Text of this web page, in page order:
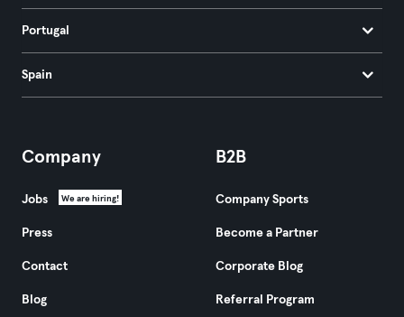
Portugal
Spain
Company
Jobs We are hiring!
Press
Contact
Blog
B2B
Company Sports
Become a Partner
Corporate Blog
Referral Program